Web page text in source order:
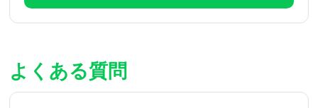
よくある質問